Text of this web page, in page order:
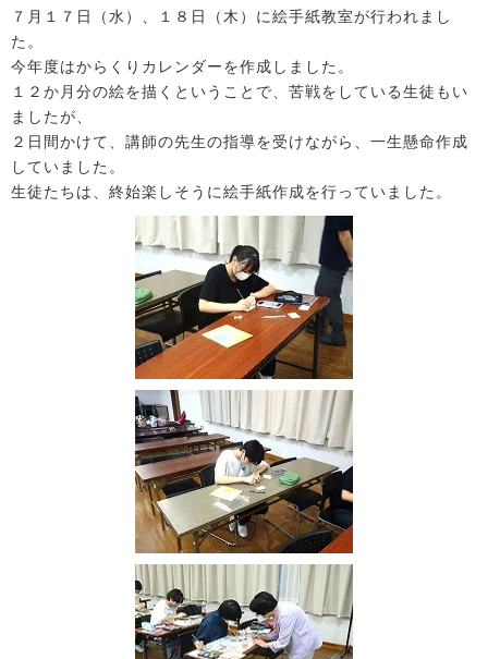
７月１７日（水）、１８日（木）に絵手紙教室が行われまし
た。
今年度はからくりカレンダーを作成しました。
１２か月分の絵を描くということで、苦戦をしている生徒もい
ましたが、
２日間かけて、講師の先生の指導を受けながら、一生懸命作成
していました。
生徒たちは、終始楽しそうに絵手紙作成を行っていました。